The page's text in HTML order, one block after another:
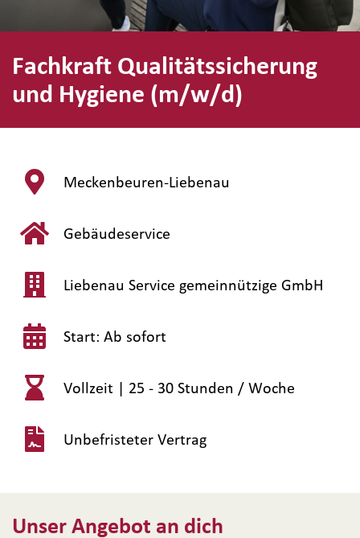
Fachkraft Qualitätssicherung
und Hygiene (m/w/d)
Meckenbeuren-Liebenau
Gebäudeservice
Liebenau Service gemeinnützige GmbH
Start: Ab sofort
Vollzeit | 25 - 30 Stunden / Woche
Unbefristeter Vertrag
Unser Angebot an dich